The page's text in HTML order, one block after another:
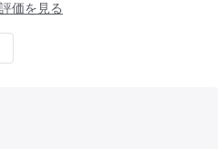
価を見る